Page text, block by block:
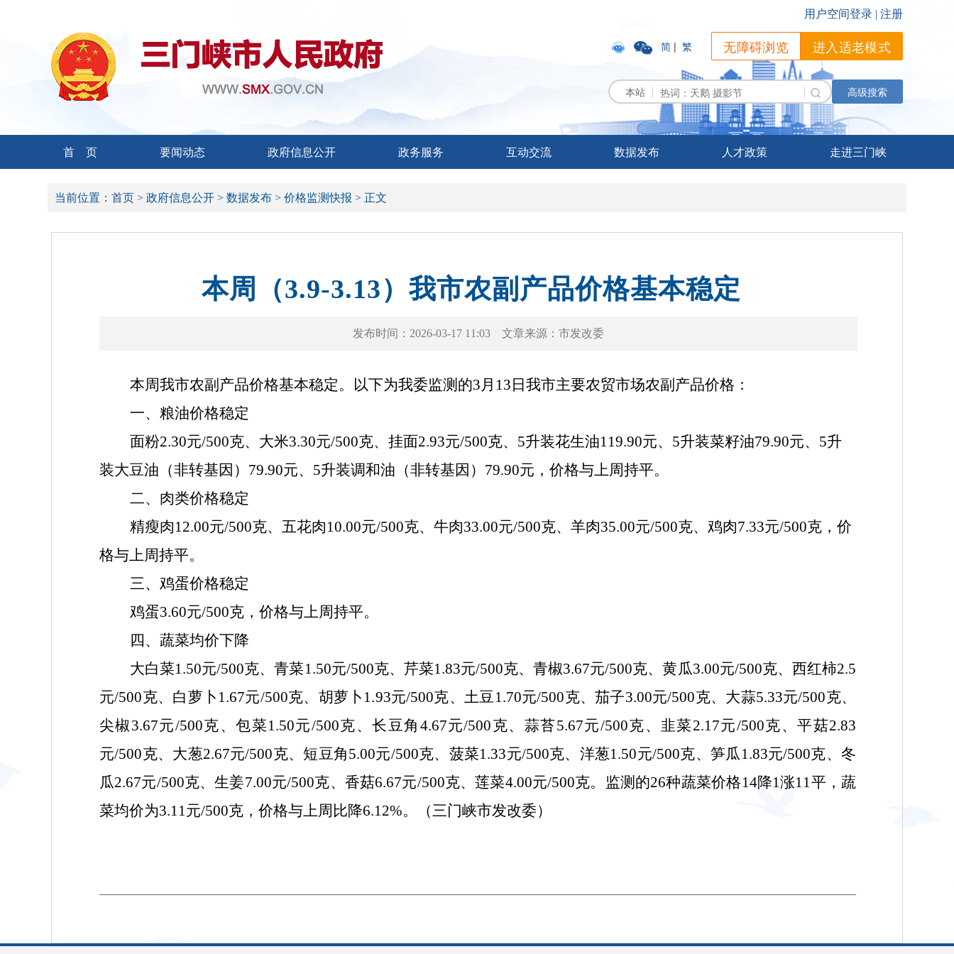
简 | 繁 无障碍浏览 进入适老模式
本站 高级搜索
首 页 要闻动态 政府信息公开 政务服务 互动交流 数据发布 人才政策 走进三门峡
当前位置： 首页 > 政府信息公开 > 数据发布 > 价格监测快报 > 正文
本周（3.9-3.13）我市农副产品价格基本稳定
发布时间： 2026-03-17 11:03 文章来源： 市发改委
本周我市农副产品价格基本稳定。以下为我委监测的3月13日我市主要农贸市场农副产品价格：
一、粮油价格稳定
面粉2.30元/500克、大米3.30元/500克、挂面2.93元/500克、5升装花生油119.90元、5升装菜籽油79.90元、5升
装大豆油（非转基因）79.90元、5升装调和油（非转基因）79.90元，价格与上周持平。
二、 肉类价格稳定
精瘦肉12.00元/500克、五花肉10.00元/500克、牛肉33.00元/500克、羊肉35.00元/500克、鸡肉7.33元/500克，价
格与上周持平。
三、 鸡蛋价格稳定
鸡蛋3.60元/500克，价格与上周持平。
四、蔬菜均价下降
大白菜1.50元/500克、青菜1.50元/500克、芹菜1.83元/500克、青椒3.67元/500克、黄瓜3.00元/500克、西红柿2.5
元/500克、白萝卜1.67元/500克、胡萝卜1.93元/500克、土豆1.70元/500克、茄子3.00元/500克、大蒜5.33元/500克、
尖椒3.67元/500克、包菜1.50元/500克、长豆角4.67元/500克、蒜苔5.67元/500克、韭菜2.17元/500克、平菇2.83
元/500克、大葱2.67元/500克、短豆角5.00元/500克、菠菜1.33元/500克、洋葱1.50元/500克、笋瓜1.83元/500克、冬
瓜2.67元/500克、生姜7.00元/500克、香菇6.67元/500克、莲菜4.00元/500克。监测的26种蔬菜价格14降1涨11平，蔬
菜均价为3.11元/500克，价格与上周比降6.12%。（三门峡市发改委）